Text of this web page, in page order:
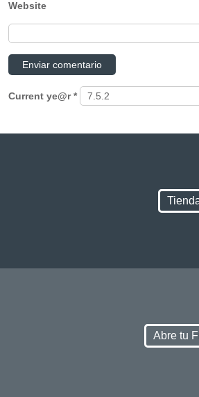
Website
Current ye@r*
Abre tu